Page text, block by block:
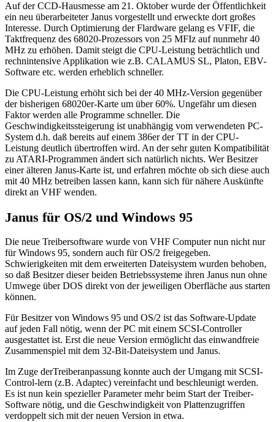
Auf der CCD-Hausmesse am 21. Oktober wurde der Öffentlichkeit
ein neu überarbeiteter Janus vorgestellt und erweckte dort großes
Interesse. Durch Optimierung der Flardware gelang es VFIF, die
Taktfrequenz des 68020-Prozessors von 25 MFIz auf nunmehr 40
MHz zu erhöhen. Damit steigt die CPU-Leistung beträchtlich und
rechnintensive Applikation wie z.B. CALAMUS SL, Platon, EBV-
Software etc. werden erheblich schneller.
Die CPU-Leistung erhöht sich bei der 40 MHz-Version gegenüber
der bisherigen 68020er-Karte um über 60%. Ungefähr um diesen
Faktor werden alle Programme schneller. Die
Geschwindigkeitssteigerung ist unabhängig vom verwendeten PC-
System d.h. daß bereits auf einem 386er der TT in der CPU-
Leistung deutlich übertroffen wird. An der sehr guten Kompatibilität
zu ATARI-Programmen ändert sich natürlich nichts. Wer Besitzer
einer älteren Janus-Karte ist, und erfahren möchte ob sich diese auch
mit 40 MHz betreiben lassen kann, kann sich für nähere Auskünfte
direkt an VHF wenden.
Janus für OS/2 und Windows 95
Die neue Treibersoftware wurde von VHF Computer nun nicht nur
für Windows 95, sondern auch für OS/2 freigegeben.
Schwierigkeiten mit dem erweiterten Dateisystem wurden behoben,
so daß Besitzer dieser beiden Betriebssysteme ihren Janus nun ohne
Umwege über DOS direkt von der jeweiligen Oberfläche aus starten
können.
Für Besitzer von Windows 95 und OS/2 ist das Software-Update
auf jeden Fall nötig, wenn der PC mit einem SCSI-Controller
ausgestattet ist. Erst die neue Version ermöglicht das einwandfreie
Zusammenspiel mit dem 32-Bit-Dateisystem und Janus.
Im Zuge derTreiberanpassung konnte auch der Umgang mit SCSI-
Control-lern (z.B. Adaptec) vereinfacht und beschleunigt werden.
Es ist nun kein spezieller Parameter mehr beim Start der Treiber-
Software nötig, und die Geschwindigkeit von Plattenzugriffen
verdoppelt sich mit der neuen Version in etwa.